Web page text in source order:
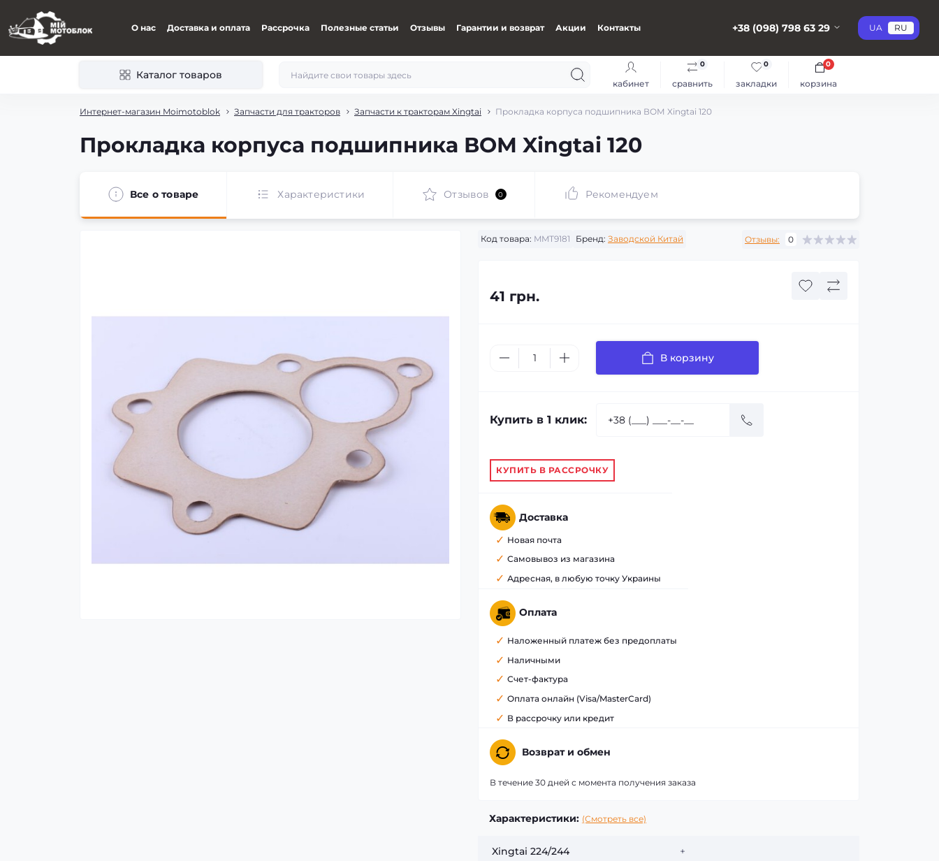
О нас Доставка и оплата Рассрочка Полезные статьи Отзывы Гарантии и возврат Акции Контакты +38 (098) 798 63 29 UA RU
Каталог товаров
кабинет сравнить
0
закладки
0
корзина
0
Интернет-магазин Moimotoblok Запчасти для тракторов Запчасти к тракторам Xingtai Прокладка корпуса подшипника ВОМ Xingtai 120
Прокладка корпуса подшипника ВОМ Xingtai 120
Все о товаре Характеристики Отзывов 0 Рекомендуем
Код товара: MMT9181 Бренд: Заводской Китай Отзывы: 0
41 грн.
В корзину
Купить в 1 клик:
КУПИТЬ В РАССРОЧКУ
Доставка
Новая почта
Самовывоз из магазина
Адресная, в любую точку Украины
Оплата
Наложенный платеж без предоплаты
Наличными
Счет-фактура
Оплата онлайн (Visa/MasterCard)
В рассрочку или кредит
Возврат и обмен
В течение 30 дней с момента получения заказа
Характеристики: (Смотреть все)
Xingtai 224/244 +